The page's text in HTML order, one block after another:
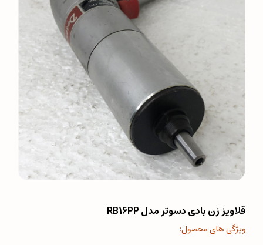
قلاویز زن بادی دسوتر مدل RB16PP
ویژگی های محصول: